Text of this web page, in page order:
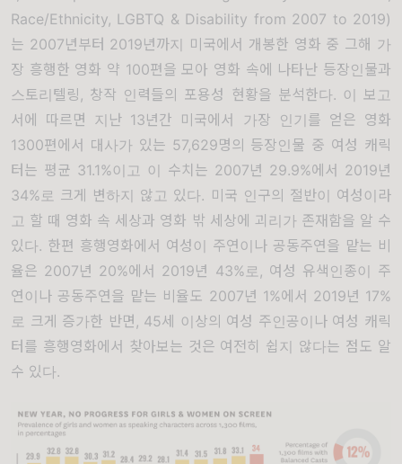
Race/Ethnicity, LGBTQ & Disability from 2007 to 2019)
는 2007년부터 2019년까지 미국에서 개봉한 영화 중 그해 가
장 흥행한 영화 약 100편을 모아 영화 속에 나타난 등장인물과
스토리텔링, 창작 인력들의 포용성 현황을 분석한다. 이 보고
서에 따르면 지난 13년간 미국에서 가장 인기를 얻은 영화
1300편에서 대사가 있는 57,629명의 등장인물 중 여성 캐릭
터는 평균 31.1%이고 이 수치는 2007년 29.9%에서 2019년
34%로 크게 변하지 않고 있다. 미국 인구의 절반이 여성이라
고 할 때 영화 속 세상과 영화 밖 세상에 괴리가 존재함을 알 수
있다. 한편 흥행영화에서 여성이 주연이나 공동주연을 맡는 비
율은 2007년 20%에서 2019년 43%로, 여성 유색인종이 주
연이나 공동주연을 맡는 비율도 2007년 1%에서 2019년 17%
로 크게 증가한 반면, 45세 이상의 여성 주인공이나 여성 캐릭
터를 흥행영화에서 찾아보는 것은 여전히 쉽지 않다는 점도 알
수 있다.